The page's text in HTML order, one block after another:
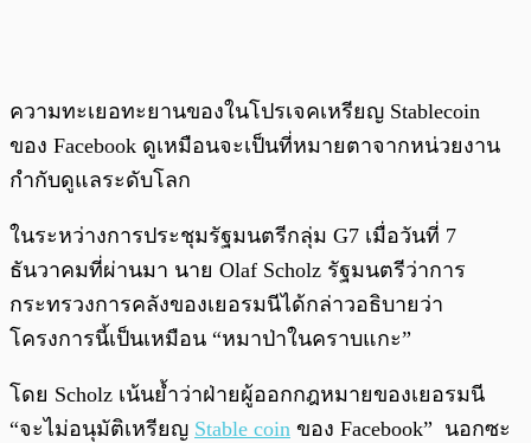
ความทะเยอทะยานของในโปรเจคเหรียญ Stablecoin
ของ Facebook ดูเหมือนจะเป็นที่หมายตาจากหน่วยงาน
กำกับดูแลระดับโลก
ในระหว่างการประชุมรัฐมนตรีกลุ่ม G7 เมื่อวันที่ 7
ธันวาคมที่ผ่านมา นาย Olaf Scholz รัฐมนตรีว่าการ
กระทรวงการคลังของเยอรมนีได้กล่าวอธิบายว่า
โครงการนี้เป็นเหมือน “หมาป่าในคราบแกะ”
โดย Scholz เน้นย้ำว่าฝ่ายผู้ออกกฎหมายของเยอรมนี
“จะไม่อนุมัติเหรียญ Stable coin ของ Facebook” นอกซะ